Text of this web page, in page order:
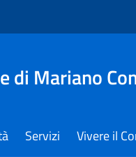
di Mariano
Servizi Vivere il